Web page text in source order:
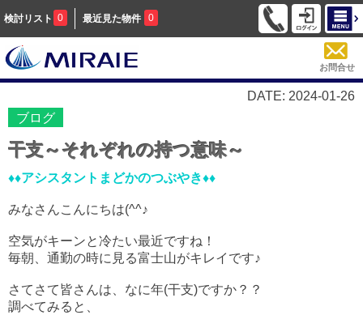
検討リスト 0 最近見た物件 0
お問合せ
DATE: 2024-01-26
ブログ
干支～それぞれの持つ意味～
♦♦アシスタントまどかのつぶやき♦♦
みなさんこんにちは(^^♪
空気がキーンと冷たい最近ですね！
毎朝、通勤の時に見る富士山がキレイです♪
さてさて皆さんは、なに年(干支)ですか？？
調べてみると、